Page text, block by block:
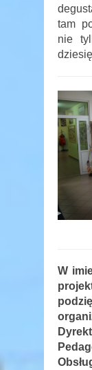
tam
nie
W